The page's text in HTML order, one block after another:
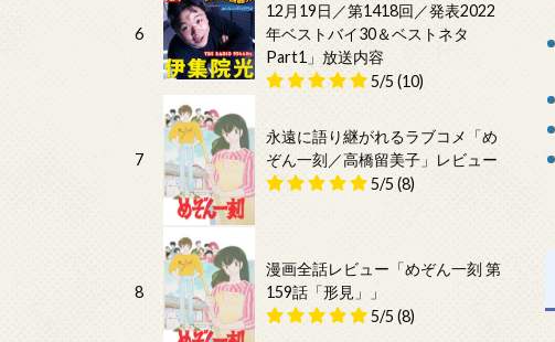
6
12月19日／第1418回／発表2022
年ベストバイ30＆ベストネタ
Part1」放送内容
5/5 (10)
7
永遠に語り継がれるラブコメ「め
ぞん一刻／高橋留美子」レビュー
5/5 (8)
8
漫画全話レビュー「めぞん一刻 第
159話「形見」」
5/5 (8)